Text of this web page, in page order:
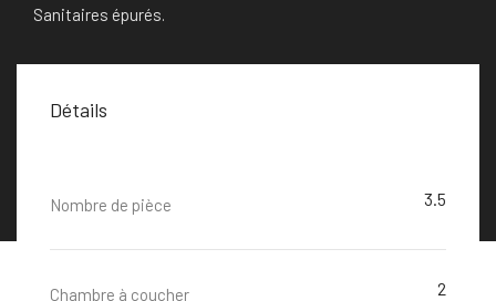
Sanitaires épurés.
Détails
Nombre de pièce 3.5
Chambre à coucher 2